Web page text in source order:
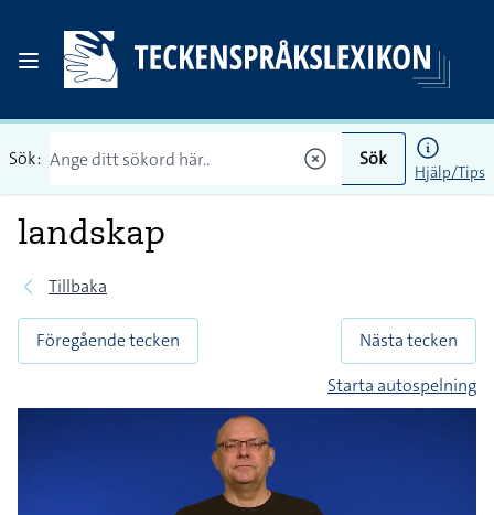
Sök: Sök
Hjälp/Tips
landskap
Tillbaka
Föregående tecken
Nästa tecken
Starta autospelning